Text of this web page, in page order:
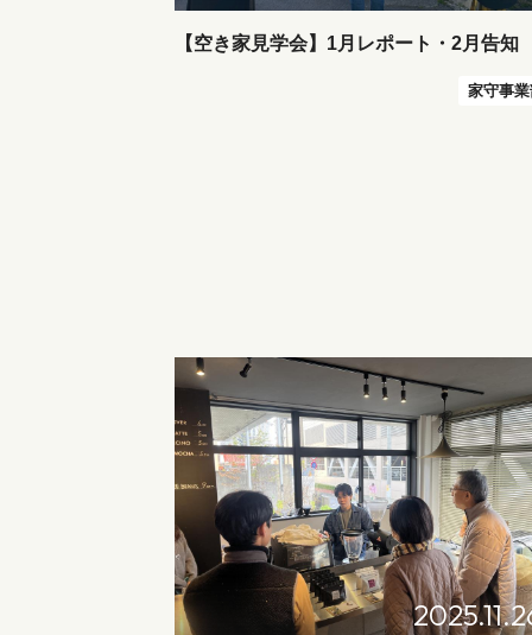
【空き家見学会】1月レポート・2月告知
家守事